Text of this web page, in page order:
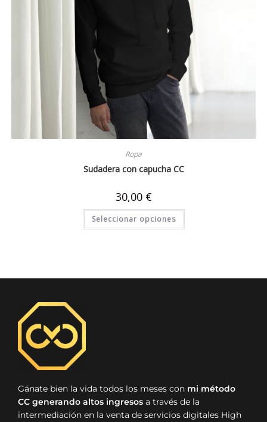
Ropa
Sudadera con capucha CC
30,00 €
Seleccionar opciones
Gánate bien la vida todos los meses con mi método
CC generando altos ingresos a través de la
intermediación en la venta de servicios digitales High